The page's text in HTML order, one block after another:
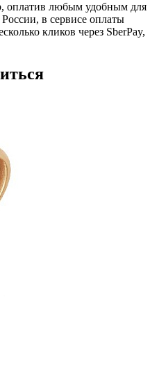
оплатив любым удобным для
в сервисе оплаты
кликов через SberPay,